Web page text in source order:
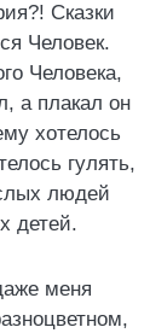
Сказки
Человек.
Человека,
а плакал он
хотелось
гулять,
людей
детей.
меня